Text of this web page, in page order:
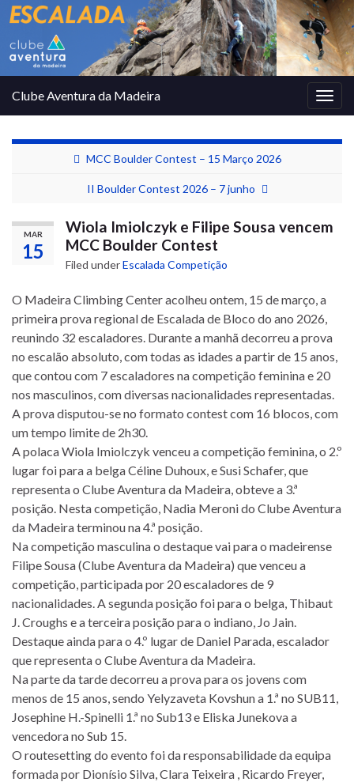
Clube Aventura da Madeira
MCC Boulder Contest – 15 Março 2026
II Boulder Contest 2026 – 7 junho
MAR
15
Wiola Imiolczyk e Filipe Sousa vencem
MCC Boulder Contest
Filed underEscalada Competição
O Madeira Climbing Center acolheu ontem, 15 de março, a
primeira prova regional de Escalada de Bloco do ano 2026,
reunindo 32 escaladores. Durante a manhã decorreu a prova
no escalão absoluto, com todas as idades a partir de 15 anos,
que contou com 7 escaladores na competição feminina e 20
nos masculinos, com diversas nacionalidades representadas.
A prova disputou-se no formato contest com 16 blocos, com
um tempo limite de 2h30.
A polaca Wiola Imiolczyk venceu a competição feminina, o 2.º
lugar foi para a belga Céline Duhoux, e Susi Schafer, que
representa o Clube Aventura da Madeira, obteve a 3.ª
posição. Nesta competição, Nadia Meroni do Clube Aventura
da Madeira terminou na 4.ª posição.
Na competição masculina o destaque vai para o madeirense
Filipe Sousa (Clube Aventura da Madeira) que venceu a
competição, participada por 20 escaladores de 9
nacionalidades. A segunda posição foi para o belga, Thibaut
J. Croughs e a terceira posição para o indiano, Jo Jain.
Destaque ainda para o 4.º lugar de Daniel Parada, escalador
que representa o Clube Aventura da Madeira.
Na parte da tarde decorreu a prova para os jovens com
menos de 15 anos, sendo Yelyzaveta Kovshun a 1.ª no SUB11,
Josephine H.-Spinelli 1.ª no Sub13 e Eliska Junekova a
vencedora no Sub 15.
O routesetting do evento foi da responsabilidade da equipa
formada por Dionísio Silva, Clara Teixeira , Ricardo Freyer,